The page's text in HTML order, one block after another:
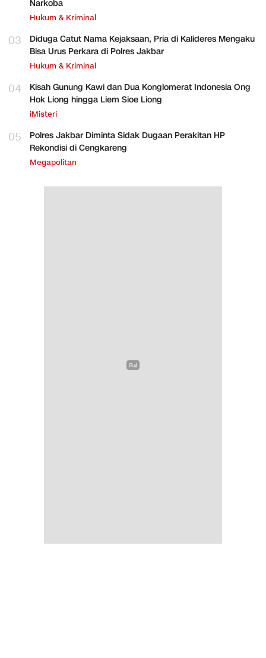
Narkoba
Hukum & Kriminal
03
Diduga Catut Nama Kejaksaan, Pria di Kalideres Mengaku
Bisa Urus Perkara di Polres Jakbar
Hukum & Kriminal
04
Kisah Gunung Kawi dan Dua Konglomerat Indonesia Ong
Hok Liong hingga Liem Sioe Liong
iMisteri
05
Polres Jakbar Diminta Sidak Dugaan Perakitan HP
Rekondisi di Cengkareng
Megapolitan